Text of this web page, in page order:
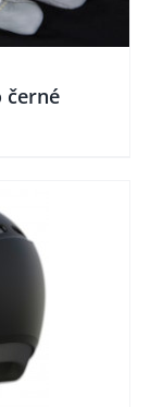
černé